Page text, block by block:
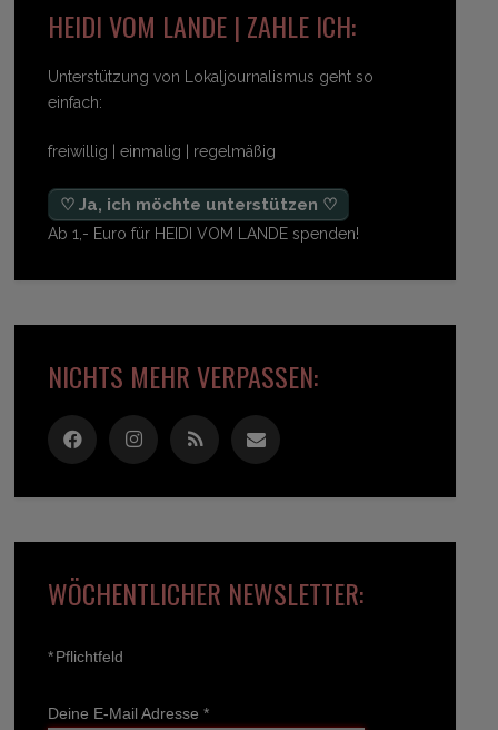
HEIDI VOM LANDE | ZAHLE ICH:
Unterstützung von Lokaljournalismus geht so
einfach:
freiwillig | einmalig | regelmäßig
♡ Ja, ich möchte unterstützen ♡
Ab 1,- Euro für HEIDI VOM LANDE spenden!
NICHTS MEHR VERPASSEN:
WÖCHENTLICHER NEWSLETTER:
*Pflichtfeld
Deine E-Mail Adresse *